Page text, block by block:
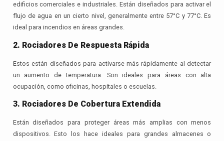
edificios comerciales e industriales. Están diseñados para activar el
flujo de agua en un cierto nivel, generalmente entre 57°C y 77°C. Es
ideal para incendios en áreas grandes.
2. Rociadores De Respuesta Rápida
Estos están diseñados para activarse más rápidamente al detectar
un aumento de temperatura. Son ideales para áreas con alta
ocupación, como oficinas, hospitales o escuelas.
3. Rociadores De Cobertura Extendida
Están diseñados para proteger áreas más amplias con menos
dispositivos. Esto los hace ideales para grandes almacenes o